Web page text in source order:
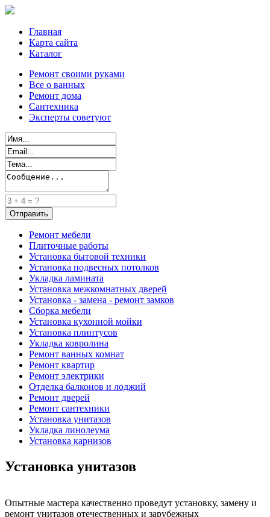
Главная
Карта сайта
Каталог
Ремонт своими руками
Все о ванных
Ремонт дома
Сантехника
Эксперты советуют
Ремонт мебели
Плиточные работы
Установка бытовой техники
Установка подвесных потолков
Укладка ламината
Установка межкомнатных дверей
Установка - замена - ремонт замков
Сборка мебели
Установка кухонной мойки
Установка плинтусов
Укладка ковролина
Ремонт ванных комнат
Ремонт квартир
Ремонт электрики
Отделка балконов и лоджий
Ремонт дверей
Ремонт сантехники
Установка унитазов
Укладка линолеума
Установка карнизов
Установка унитазов
Опытные мастера качественно проведут установку, замену и
ремонт унитазов отечественных и зарубежных